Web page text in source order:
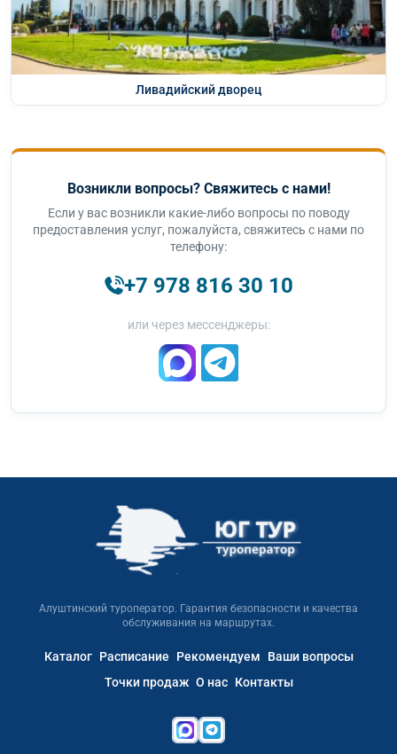
Ливадийский дворец
Возникли вопросы? Свяжитесь с нами!
Если у вас возникли какие-либо вопросы по поводу
предоставления услуг, пожалуйста, свяжитесь с нами по
телефону:
+7 978 816 30 10
или через мессенджеры:
Алуштинский туроператор. Гарантия безопасности и качества
обслуживания на маршрутах.
Каталог Расписание Рекомендуем
Ваши вопросы
Точки продаж О нас Контакты